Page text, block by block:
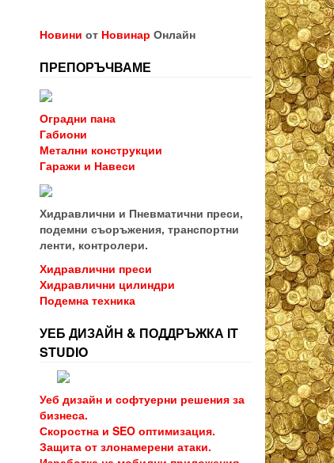
Новини от Новинар Онлайн
ПРЕПОРЪЧВАМЕ
Оградни пана
Габиони
Метални конструкции
Гаражи и Навеси
Хидравлични и Пневматични преси,
подемни съоръжения, транспортни
ленти, контролери.
Хидравлични преси
Хидравлични цилиндри
Подемна техника
УЕБ ДИЗАЙН & ПОДДРЪЖКА IT
STUDIO
Уеб дизайн и софтуерни решения за
бизнеса.
Скоростна и SEO оптимизация.
Защита от злонамерени атаки.